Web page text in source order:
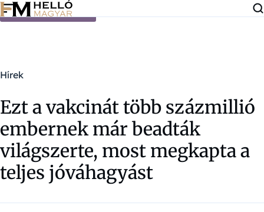
Ugrás a tartalomra
Hírek
Ezt a vakcinát több százmillió
embernek már beadták
világszerte, most megkapta a
teljes jóváhagyást